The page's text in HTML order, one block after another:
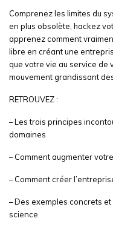
Comprenez les limites du
en plus obsolète, hackez
apprenez comment
libre en créant une
que votre vie au service
mouvement grandissant
RETROUVEZ :
– Les trois principes
domaines
– Comment augmenter
– Comment créer
– Des exemples concrets
science